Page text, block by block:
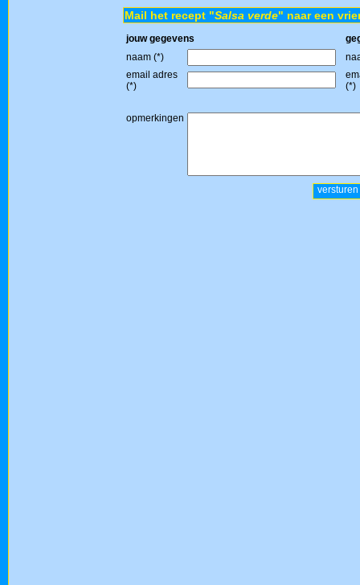
Mail het recept "Salsa verde" naar een
jouw gegevens
naam (*)
email adres
(*)
(*)
opmerkingen